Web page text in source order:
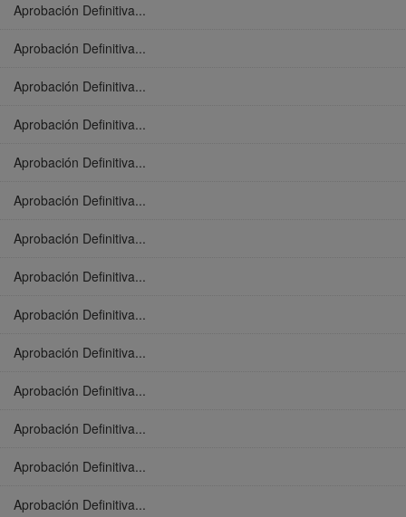
Aprobación Definitiva...
Aprobación Definitiva...
Aprobación Definitiva...
Aprobación Definitiva...
Aprobación Definitiva...
Aprobación Definitiva...
Aprobación Definitiva...
Aprobación Definitiva...
Aprobación Definitiva...
Aprobación Definitiva...
Aprobación Definitiva...
Aprobación Definitiva...
Aprobación Definitiva...
Aprobación Definitiva...